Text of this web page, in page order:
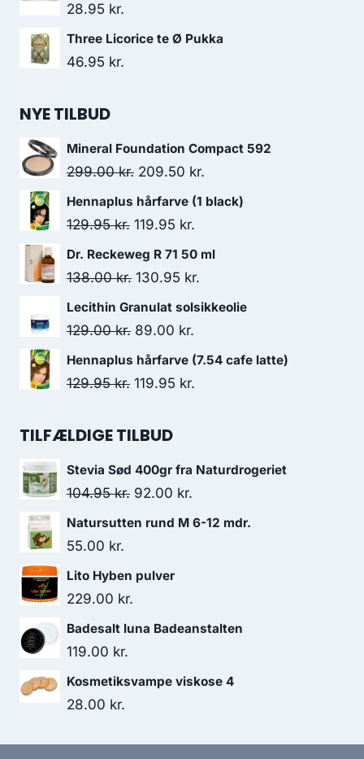
28.95 kr.
Three Licorice te Ø Pukka
46.95 kr.
NYE TILBUD
Mineral Foundation Compact 592
299.00kr. Den
oprindelige
pris
299.00 kr..
209.50 kr.
aktuelle
Hennaplus hårfarve (1 black)
129.95kr. Den
oprindelige
pris
129.95 kr..
119.95 kr.
aktuelle
pris
Dr. Reckeweg R 71 50 ml
138.00kr. Den
oprindelige
pris
var:
138.00 kr..
130.95 kr.
aktuelle
Lecithin Granulat solsikkeolie
129.00kr. Den
oprindelige
pris
129.00 kr..
89.00 kr.
aktuelle
Hennaplus hårfarve (7.54 cafe latte)
129.95kr. Den
pris
129.95 kr..
119.95 kr.
119.95 kr..
TILFÆLDIGE TILBUD
Stevia Sød 400gr fra Naturdrogeriet
104.95kr. Den
oprindelige
92.00 kr.
aktuelle
Natursutten rund M 6-12 mdr.
55.00 kr.
Lito Hyben pulver
229.00 kr.
Badesalt luna Badeanstalten
119.00 kr.
Kosmetiksvampe viskose 4
28.00 kr.